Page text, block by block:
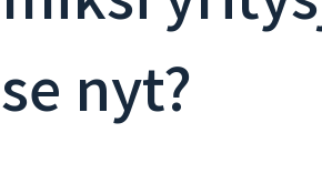
se nyt?